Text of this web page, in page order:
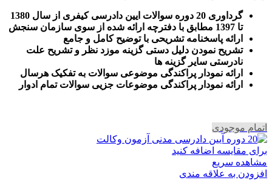
گرداوری 20 دوره سوالات ایین دادرسی کیفری از سال 1380
تا 1397 مطابق با دفترچه ارائه شده از سوی سازمان سنجش
ارائه پاسخنامه تشریحی با توضیح کامل و جامع
تشریح نمودن دلیل دستی گزینه موزد نظر و تشریح علت
نادرستی سایر گزینه ها
ارائه نمودار پراکندگی موضوعی سوالات به تفکیک هرسال
رائه نمودار پراکندگی موضوعات جزیی سوالات تمام ادوار
اتمام موجودی
برای مقایسه اضافه کنید
مشاهده سریع
افزودن به علاقه مندی